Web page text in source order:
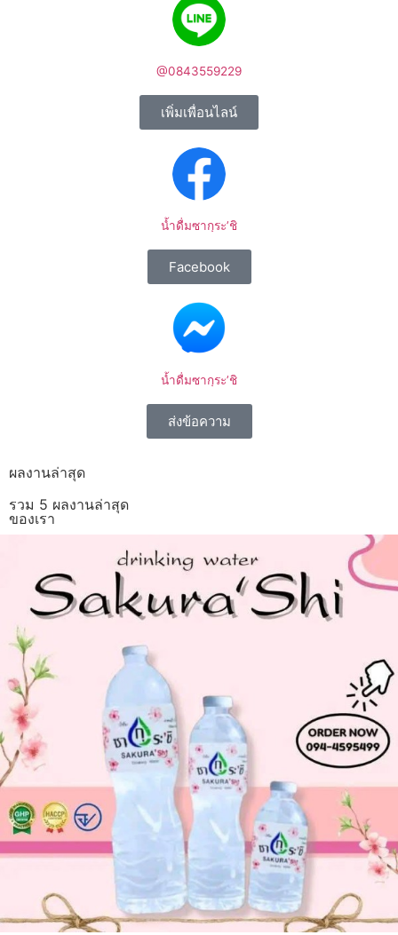
@0843559229
เพิ่มเพื่อนไลน์
น้ำดื่มซากุระ’ชิ
Facebook
น้ำดื่มซากุระ’ชิ
ส่งข้อความ
ผลงานล่าสุด
รวม 5 ผลงานล่าสุด
ของเรา